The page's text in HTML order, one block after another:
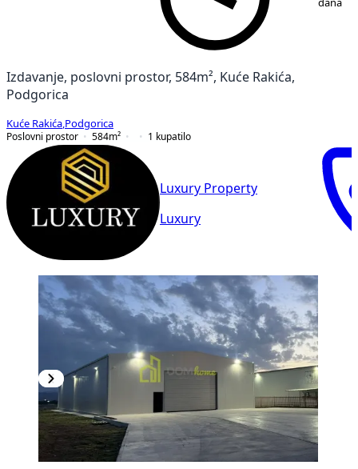
dana
Izdavanje, poslovni prostor, 584m², Kuće Rakića,
Podgorica
Kuće Rakića Podgorica
Poslovni prostor
584m² 1 kupatilo
Luxury Property
Luxury